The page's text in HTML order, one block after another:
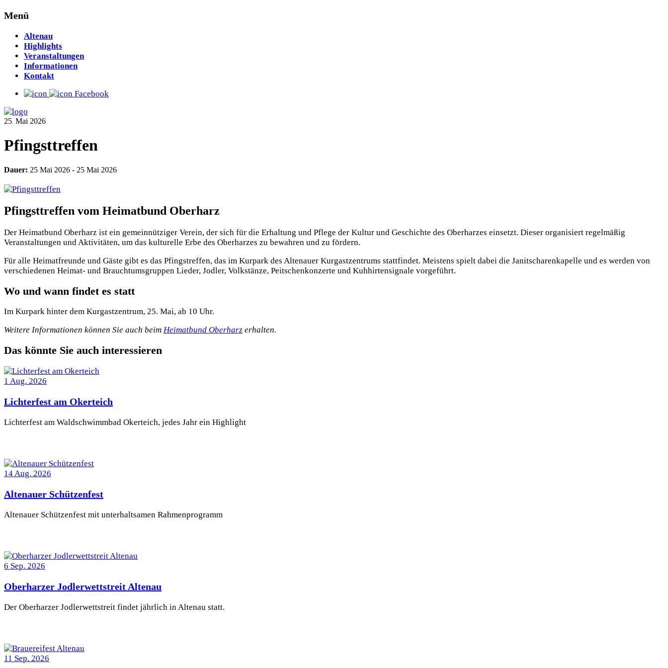
Menü
Altenau
Highlights
Veranstaltungen
Informationen
Kontakt
Facebook
25. Mai 2026
Pfingsttreffen
Dauer: 25 Mai 2026 - 25 Mai 2026
Pfingsttreffen vom Heimatbund Oberharz
Der Heimatbund Oberharz ist ein gemeinnütziger Verein, der sich für die Erhaltung und Pflege der Kultur und Geschichte des Oberharzes einsetzt. Dieser organisiert regelmäßig
Veranstaltungen und Aktivitäten, um das kulturelle Erbe des Oberharzes zu bewahren und zu fördern.
Für alle Heimatfreunde und Gäste gibt es das Pfingstreffen, das im Kurpark des Altenauer Kurgastzentrums stattfindet. Meistens spielt dabei die Janitscharenkapelle und es werden von
verschiedenen Heimat- und Brauchtumsgruppen Lieder, Jodler, Volkstänze, Peitschenkonzerte und Kuhhirtensignale vorgeführt.
Wo und wann findet es statt
Im Kurpark hinter dem Kurgastzentrum, 25. Mai, ab 10 Uhr.
Weitere Informationen können Sie auch beim Heimatbund Oberharz erhalten.
Das könnte Sie auch interessieren
1 Aug. 2026
Lichterfest am Okerteich
Lichterfest am Waldschwimmbad Okerteich, jedes Jahr ein Highlight
14 Aug. 2026
Altenauer Schützenfest
Altenauer Schützenfest mit unterhaltsamen Rahmenprogramm
6 Sep. 2026
Oberharzer Jodlerwettstreit Altenau
Der Oberharzer Jodlerwettstreit findet jährlich in Altenau statt.
11 Sep. 2026